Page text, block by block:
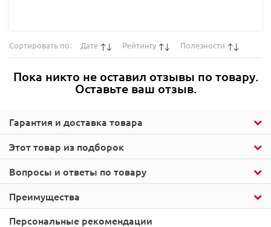
Этот товар из подборок
Гарантия и доставка товара
Сортировать по: Дате Рейтингу Полезности
Пока никто не оставил отзывы по товару.
Оставьте ваш отзыв.
Вопросы и ответы по товару
Преимущества
Персональные рекомендации